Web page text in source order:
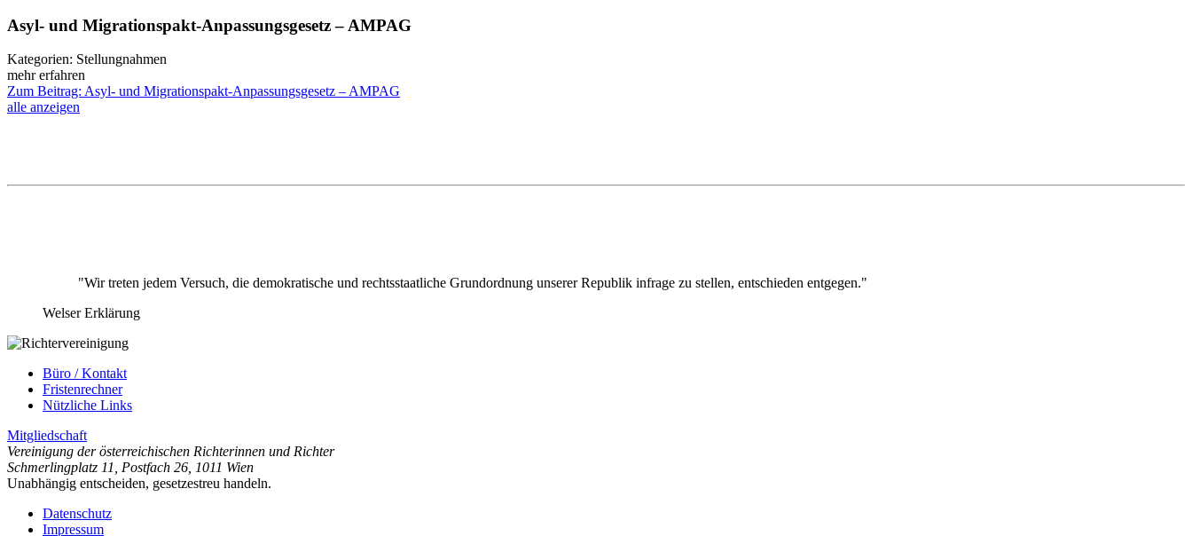
Asyl- und Migrationspakt-Anpassungsgesetz – AMPAG
Kategorien: Stellungnahmen
mehr erfahren
Zum Beitrag: Asyl- und Migrationspakt-Anpassungsgesetz – AMPAG
alle anzeigen
"Wir treten jedem Versuch, die demokratische und rechtsstaatliche Grundordnung unserer Republik infrage zu stellen, entschieden entgegen."
Welser Erklärung
Büro / Kontakt
Fristenrechner
Nützliche Links
Mitgliedschaft
Vereinigung der österreichischen Richterinnen und Richter
Schmerlingplatz 11
Postfach 26 1011 Wien
Unabhängig entscheiden, gesetzestreu handeln.
Datenschutz
Impressum